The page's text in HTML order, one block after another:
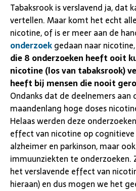
Tabaksrook is verslavend ja, dat
vertellen. Maar komt het echt
nicotine, of is er meer aan de
onderzoekgedaan naar
die 8 onderzoeken heeft ooit
nicotine (los van tabaksrook)
heeft bij mensen die nooit
Ondanks dat de deelnemers aan
maandenlang hoge doses
Helaas werden deze
effect van nicotine op
alzheimer en parkinson, maar
immuunziekten te onderzoeken.
het verslavende effect van
hieraan) en dus mogen we het